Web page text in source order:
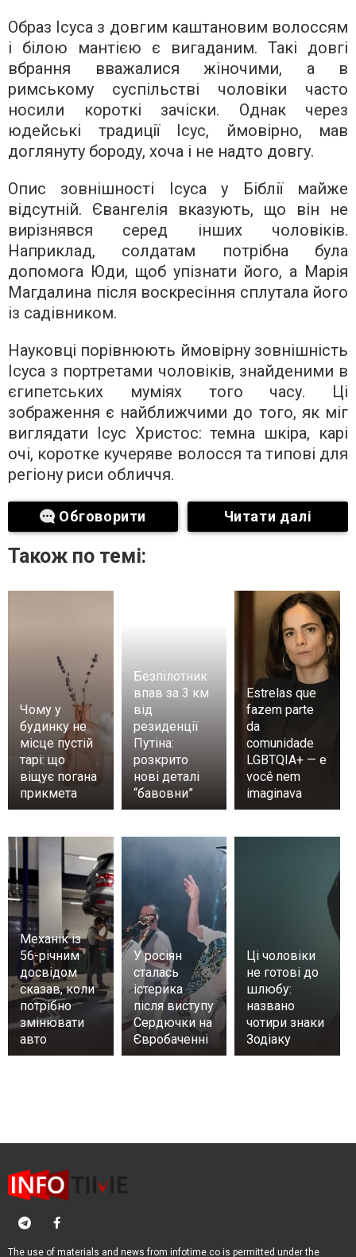
Образ Ісуса з довгим каштановим волоссям
і білою мантією є вигаданим. Такі довгі
вбрання вважалися жіночими, а в
римському суспільстві чоловіки часто
носили короткі зачіски. Однак через
юдейські традиції Ісус, ймовірно, мав
доглянуту бороду, хоча і не надто довгу.
Опис зовнішності Ісуса у Біблії майже
відсутній. Євангелія вказують, що він не
вирізнявся серед інших чоловіків.
Наприклад, солдатам потрібна була
допомога Юди, щоб упізнати його, а Марія
Магдалина після воскресіння сплутала його
із садівником.
Науковці порівнюють ймовірну зовнішність
Ісуса з портретами чоловіків, знайденими в
єгипетських муміях того часу. Ці
зображення є найближчими до того, як міг
виглядати Ісус Христос: темна шкіра, карі
очі, коротке кучеряве волосся та типові для
регіону риси обличчя.
Обговорити Читати далі
Також по темі:
Чому у
будинку не
місце пустій
тарі: що
віщує погана
прикмета
Безпілотник
впав за 3 км
від
резиденції
Путіна:
розкрито
нові деталі
“бавовни”
Estrelas que
fazem parte
da
comunidade
LGBTQIA+ — e
você nem
imaginava
Механік із
56-річним
досвідом
сказав, коли
потрібно
змінювати
авто
У росіян
сталась
істерика
після виступу
Сердючки на
Євробаченні
Ці чоловіки
не готові до
шлюбу:
названо
чотири знаки
Зодіаку
The use of materials and news from infotime.co is permitted under the